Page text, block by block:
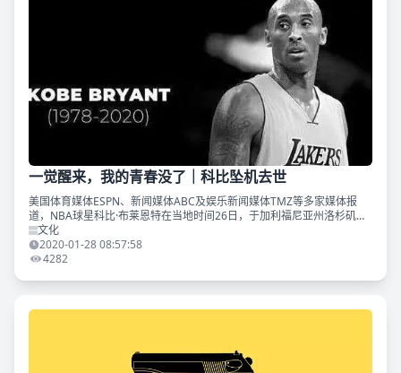
一觉醒来，我的青春没了｜科比坠机去世
美国体育媒体ESPN、新闻媒体ABC及娱乐新闻媒体TMZ等多家媒体报
道，NBA球星科比·布莱恩特在当地时间26日，于加利福尼亚州洛杉矶县
卡拉巴萨斯的一场直升机坠机事故中身亡。 据洛杉矶县政府消息，该直
升机坠机事故
文化
2020-01-28 08:57:58
4282